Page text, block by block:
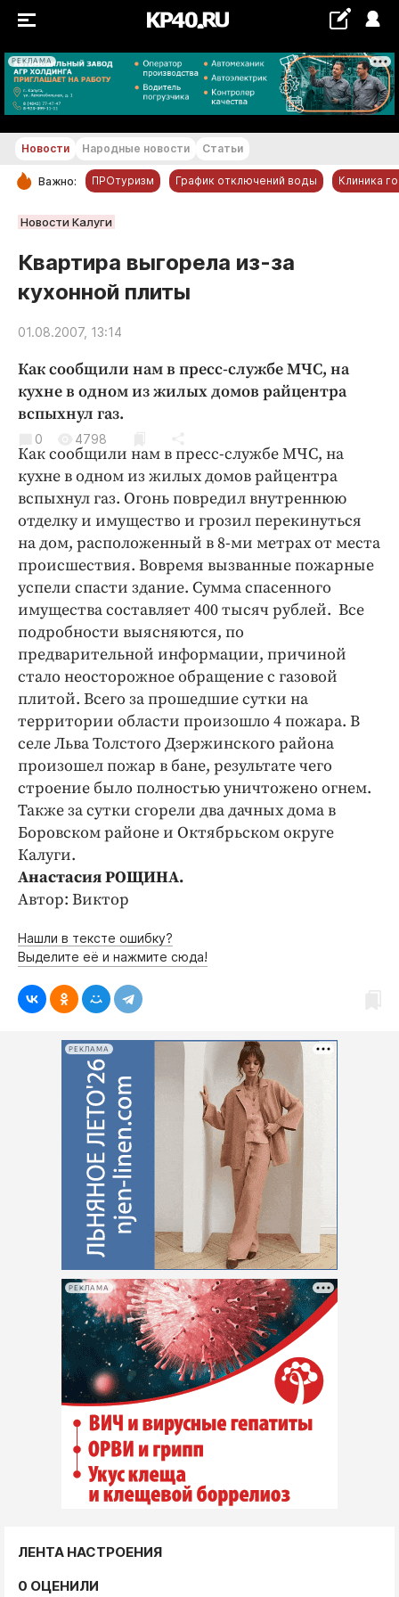
РЕКЛАМА
+20...+21 °С
РУБРИКИ
Новости компаний
Статьи
Народные новости
Авто и транспорт
Благоустройство
Криминал
Культура
Недвижимость и ЖКХ
Образование
Общество
Погода
Праздники
Происшествия
Спорт
Экономика и бизнес
ПРОЕКТЫ
Блоги
Издания
Медиаперсона
Интересное чтиво
Клиника года
Бренд года
Работодатель года
Новости Народные новости Статьи
Важно: ПРОтуризм График отключений воды Клиника
Новости Калуги
Квартира выгорела из-за
кухонной плиты
01.08.2007, 13:14
Как сообщили нам в пресс-службе МЧС, на
кухне в одном из жилых домов райцентра
вспыхнул газ.
0 4798
Как сообщили нам в пресс-службе МЧС, на
кухне в одном из жилых домов райцентра
вспыхнул газ. Огонь повредил внутреннюю
отделку и имущество и грозил перекинуться
на дом, расположенный в 8-ми метрах от места
происшествия. Вовремя вызванные пожарные
успели спасти здание. Сумма спасенного
имущества составляет 400 тысяч рублей. Все
подробности выясняются, по
предварительной информации, причиной
стало неосторожное обращение с газовой
плитой. Всего за прошедшие сутки на
территории области произошло 4 пожара. В
селе Льва Толстого Дзержинского района
произошел пожар в бане, результате чего
строение было полностью уничтожено огнем.
Также за сутки сгорели два дачных дома в
Боровском районе и Октябрьском округе
Калуги.
Анастасия РОЩИНА.
Автор: Виктор
Нашли в тексте ошибку?
Выделите её и нажмите сюда!
РЕКЛАМА
РЕКЛАМА
ЛЕНТА НАСТРОЕНИЯ
0 ОЦЕНИЛИ